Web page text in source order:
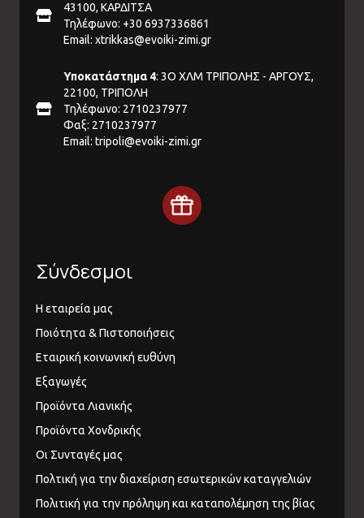
43100, ΚΑΡΔΙΤΣΑ
Τηλέφωνο: +30 6937336861
Email: xtrikkas@evoiki-zimi.gr
Υποκατάστημα 4: 3Ο ΧΛΜ ΤΡΙΠΟΛΗΣ - ΑΡΓΟΥΣ,
22100, ΤΡΙΠΟΛΗ
Τηλέφωνο: 2710237977
Φαξ: 2710237977
Email: tripoli@evoiki-zimi.gr
Σύνδεσμοι
Η εταιρεία μας
Ποιότητα & Πιστοποιήσεις
Εταιρική κοινωνική ευθύνη
Εξαγωγές
Προϊόντα Λιανικής
Προϊόντα Χονδρικής
Οι Συνταγές μας
Πολτική για την διαχείριση εσωτερικών καταγγελιών
Πολιτική για την πρόληψη και καταπολέμηση της βίας